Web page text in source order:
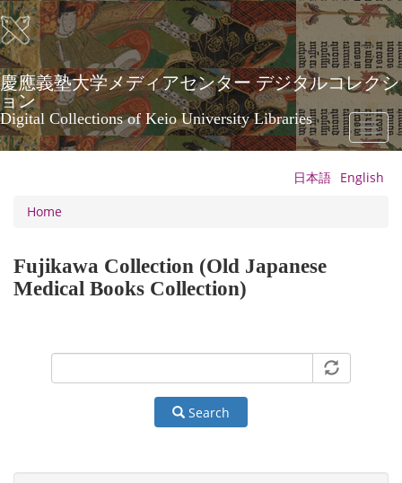
Skip
to
main
content
慶應義塾大学メディアセンター デジタルコレクシ
ョン
Digital Collections of Keio University Libraries
Toggle
日本語 English
Home
Fujikawa Collection (Old Japanese
Medical Books Collection)
Search